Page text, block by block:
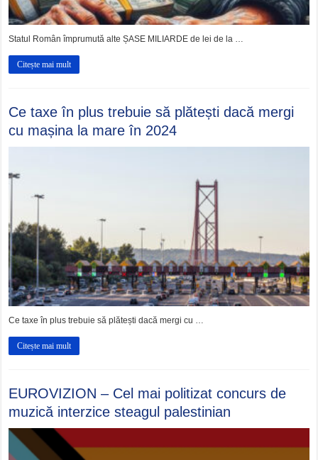
Statul Român împrumută alte ȘASE MILIARDE de lei de la …
Citește mai mult
Ce taxe în plus trebuie să plătești dacă mergi
cu mașina la mare în 2024
Ce taxe în plus trebuie să plătești dacă mergi cu …
Citește mai mult
EUROVIZION – Cel mai politizat concurs de
muzică interzice steagul palestinian